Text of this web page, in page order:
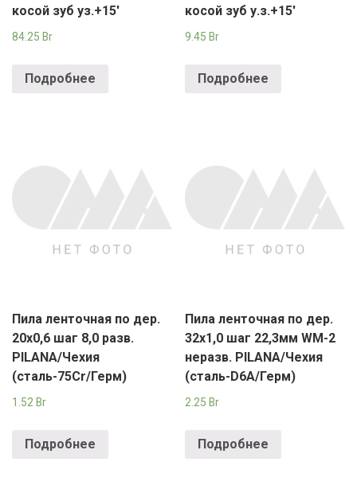
косой зуб уз.+15′
84.25 Br
Подробнее
косой зуб у.з.+15′
9.45 Br
Подробнее
Пила ленточная по дер.
20х0,6 шаг 8,0 разв.
PILANA/Чехия
(сталь-75Cr/Герм)
1.52 Br
Подробнее
Пила ленточная по дер.
32х1,0 шаг 22,3мм WM-2
неразв. PILANA/Чехия
(сталь-D6A/Герм)
2.25 Br
Подробнее